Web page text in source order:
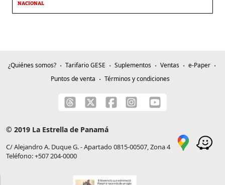
NACIONAL
¿Quiénes somos? Tarifario GESE Suplementos Ventas
e-Paper
Puntos de venta
Términos y condiciones
© 2019 La Estrella de Panamá
C/ Alejandro A. Duque G. - Apartado 0815-00507, Zona 4
Teléfono: +507 204-0000